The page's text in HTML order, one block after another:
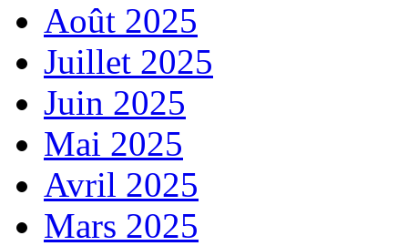
Août 2025
Juillet 2025
Juin 2025
Mai 2025
Avril 2025
Mars 2025